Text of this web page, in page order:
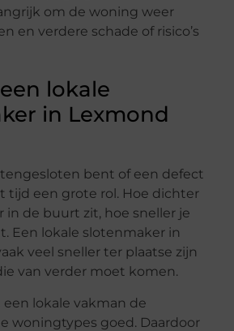
om de woning weer
en verdere schade of risico’s
lokale
in Lexmond
bent of een defect
tijd een grote rol. Hoe dichter
in de buurt zit, hoe sneller je
Een lokale slotenmaker in
veel sneller ter plaatse zijn
van verder moet komen.
een lokale vakman de
woningtypes goed. Daardoor